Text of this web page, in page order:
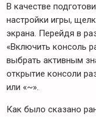
В качестве
настройки игры,
экрана. Перейдя в
«Включить консоль
выбрать активным
открытие консоли
или «~».
Как было сказано